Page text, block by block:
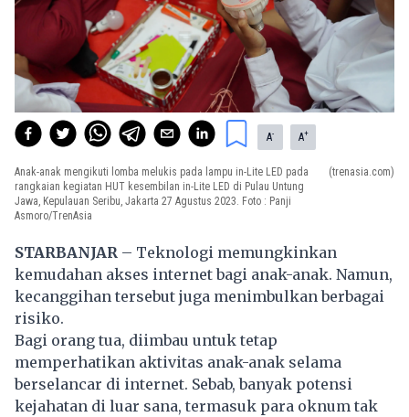
A- A+
Anak-anak mengikuti lomba melukis pada lampu in-Lite LED pada
rangkaian kegiatan HUT kesembilan in-Lite LED di Pulau Untung
Jawa, Kepulauan Seribu, Jakarta 27 Agustus 2023. Foto : Panji
Asmoro/TrenAsia
(trenasia.com)
STARBANJAR – Teknologi memungkinkan
kemudahan akses internet bagi anak-anak. Namun,
kecanggihan tersebut juga menimbulkan berbagai
risiko.
Bagi orang tua, diimbau untuk tetap
memperhatikan aktivitas anak-anak selama
berselancar di internet. Sebab, banyak potensi
kejahatan di luar sana, termasuk para oknum tak